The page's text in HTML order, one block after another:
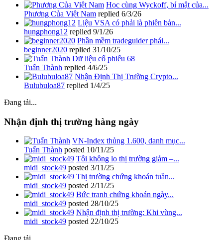
Học cùng Wyckoff, bí mật của...
Phương Của Việt Nam replied 6/3/26
Liệu VSA có phải là phiên bản...
hungphong12 replied 9/1/26
Phần mềm tradeguider phái...
beginner2020 replied 31/10/25
Dữ liệu cổ phiếu 68
Tuấn Thành replied 4/6/25
Nhận Định Thị Trường Crypto...
Bulubuloa87 replied 1/4/25
Đang tải...
Nhận định thị trường hàng ngày
VN-Index thủng 1.600, danh mục...
Tuấn Thành posted 10/11/25
Tôi không lo thị trường giảm –...
midi_stock49 posted 3/11/25
Thị trường chứng khoán tuần...
midi_stock49 posted 2/11/25
Bức tranh chứng khoán ngày...
midi_stock49 posted 28/10/25
Nhận định thị trường: Khi vùng...
midi_stock49 posted 22/10/25